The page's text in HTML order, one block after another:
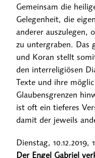
Gemeinsam die
Gelegenheit, die
anderer auszulegen,
zu untergraben. Das
und Koran stellt
den interreligiösen
Texte und ihre
Glaubensgrenzen
ist oft ein tieferes
damit der jeweils
Dienstag, 10.12.2019,
Der Engel Gabriel